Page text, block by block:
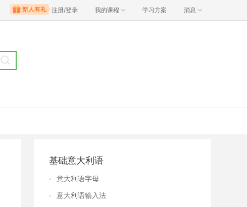
注册/登录 我的课程 学习方案 消息
基础意大利语
意大利语字母
意大利语输入法